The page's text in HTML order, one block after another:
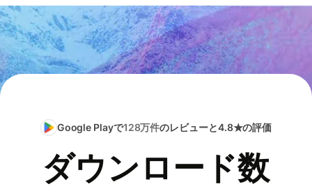
Google Playで128万件のレビューと4.8★の評価
ダウンロード数